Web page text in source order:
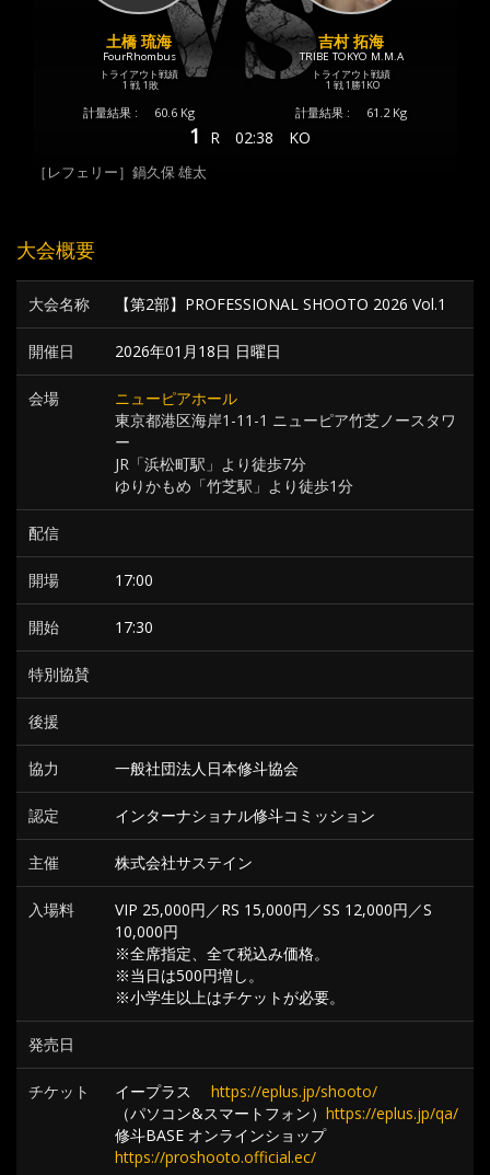
土橋 琉海
FourRhombus
トライアウト戦績
1 戦 1敗
計量結果 : 60.6 Kg
吉村 拓海
TRIBE TOKYO M.M.A
トライアウト戦績
1 戦 1勝1KO
計量結果 : 61.2 Kg
1 R 02:38 KO
［レフェリー］鍋久保 雄太
大会概要
大会名称 【第2部】PROFESSIONAL SHOOTO 2026 Vol.1
開催日 2026年01月18日 日曜日
会場
ニューピアホール
東京都港区海岸1-11-1 ニューピア竹芝ノースタワ
ー
JR「浜松町駅」より徒歩7分
ゆりかもめ「竹芝駅」より徒歩1分
配信
開場 17:00
開始 17:30
特別協賛
後援
協力 一般社団法人日本修斗協会
認定 インターナショナル修斗コミッション
主催 株式会社サステイン
入場料
VIP 25,000円／RS 15,000円／SS 12,000円／S
10,000円
※全席指定、全て税込み価格。
※当日は500円増し。
※小学生以上はチケットが必要。
発売日
チケット イープラスhttps://eplus.jp/shooto/
（パソコン&スマートフォン）https://eplus.jp/qa/
修斗BASE オンラインショップ
https://proshooto.official.ec/